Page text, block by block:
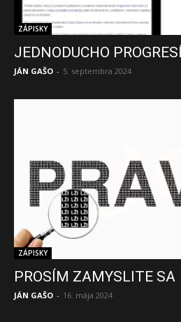
ZÁPISKY
JEDNODUCHO
JÁN GAŠO - 5. septembra 2024
ZÁPISKY
PROSÍM ZAMYSLITE SA
JÁN GAŠO - 16. mája 2024